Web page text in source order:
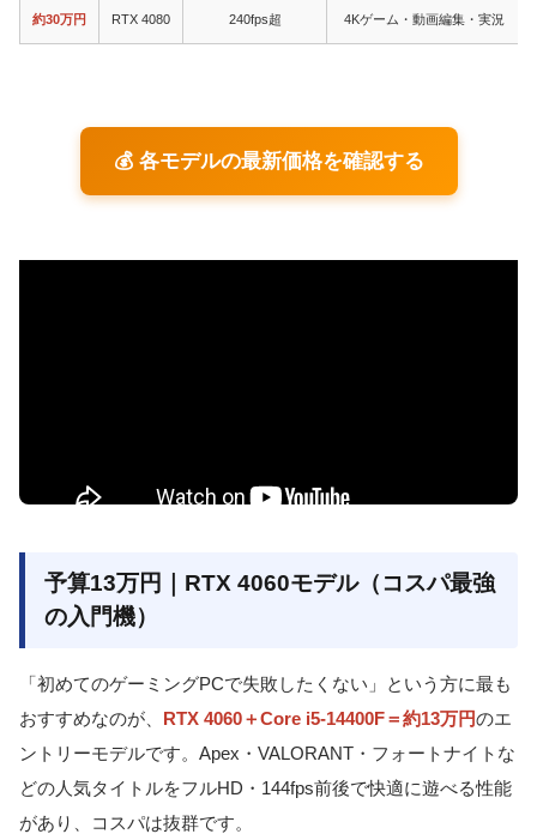
約30万円 RTX 4080 240fps超 4Kゲーム・動画編集・実況
💰 各モデルの最新価格を確認する
予算13万円｜RTX 4060モデル（コスパ最強
の入門機）
「初めてのゲーミングPCで失敗したくない」という方に最も
おすすめなのが、 RTX 4060＋Core i5-14400F＝約13万円のエ
ントリーモデルです。Apex・VALORANT・フォートナイトな
どの人気タイトルをフルHD・144fps前後で快適に遊べる性能
があり、コスパは抜群です。